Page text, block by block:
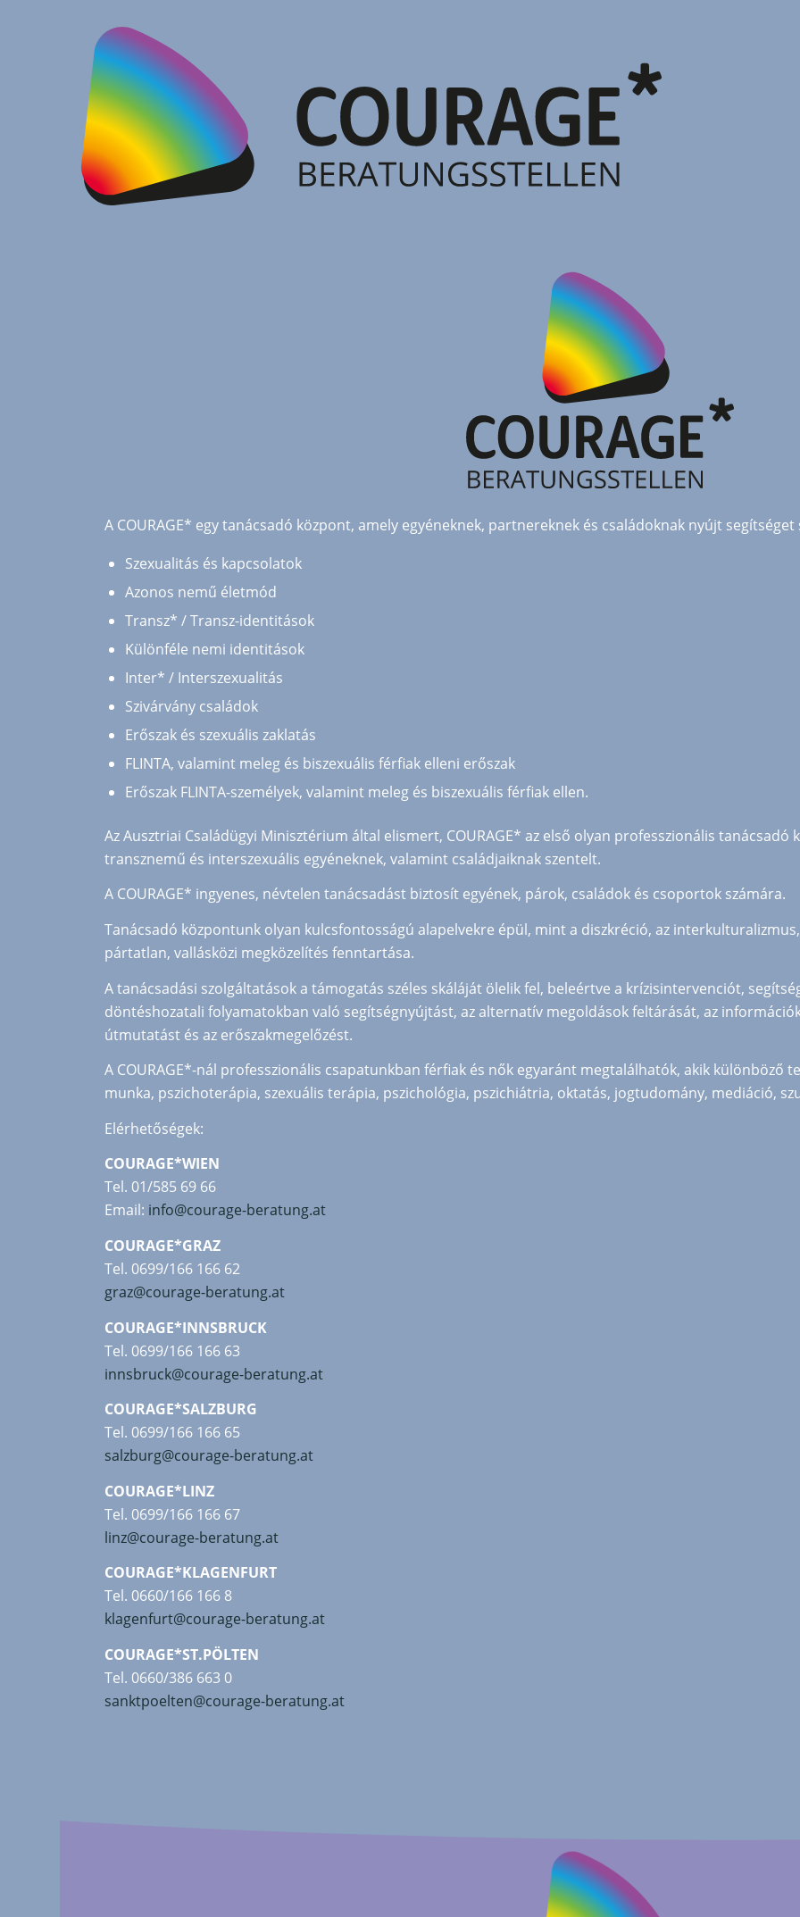
A COURAGE* egy tanácsadó központ, amely egyéneknek, partnereknek és családoknak nyújt
Szexualitás és kapcsolatok
Azonos nemű életmód
Transz* / Transz-identitások
Különféle nemi identitások
Inter* / Interszexualitás
Szivárvány családok
Erőszak és szexuális zaklatás
FLINTA, valamint meleg és biszexuális férfiak elleni erőszak
Erőszak FLINTA-személyek, valamint meleg és biszexuális férfiak ellen.
Az Ausztriai Családügyi Minisztérium által elismert, COURAGE* az első olyan professzionális tanácsadó
transznemű és interszexuális egyéneknek, valamint családjaiknak szentelt.
A COURAGE* ingyenes, névtelen tanácsadást biztosít egyének, párok, családok és csoportok számára.
Tanácsadó központunk olyan kulcsfontosságú alapelvekre épül, mint a diszkréció, az
pártatlan, vallásközi megközelítés fenntartása.
A tanácsadási szolgáltatások a támogatás széles skáláját ölelik fel, beleértve a krízisintervenciót,
döntéshozatali folyamatokban való segítségnyújtást, az alternatív megoldások feltárását, az
útmutatást és az erőszakmegelőzést.
A COURAGE*-nál professzionális csapatunkban férfiak és nők egyaránt megtalálhatók, akik különböző
munka, pszichoterápia, szexuális terápia, pszichológia, pszichiátria, oktatás, jogtudomány, mediáció,
Elérhetőségek:
COURAGE*WIEN
Tel. 01/585 69 66
Email: info@courage-beratung.at
COURAGE*GRAZ
Tel. 0699/166 166 62
graz@courage-beratung.at
COURAGE*INNSBRUCK
Tel. 0699/166 166 63
innsbruck@courage-beratung.at
COURAGE*SALZBURG
Tel. 0699/166 166 65
salzburg@courage-beratung.at
COURAGE*LINZ
Tel. 0699/166 166 67
linz@courage-beratung.at
COURAGE*KLAGENFURT
Tel. 0660/166 166 8
klagenfurt@courage-beratung.at
COURAGE*ST.PÖLTEN
Tel. 0660/386 663 0
sanktpoelten@courage-beratung.at